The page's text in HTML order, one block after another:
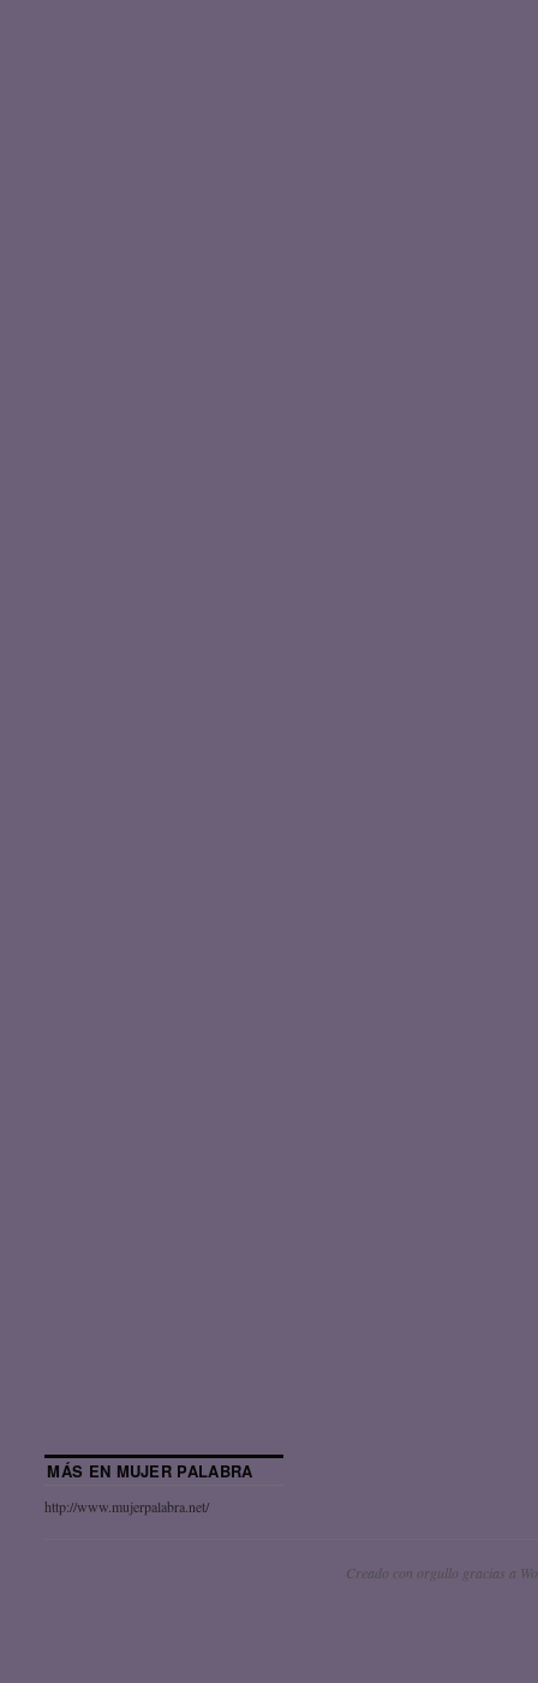
MÁS EN MUJER PALABRA
http://www.mujerpalabra.net/
Creado con orgullo gracias a